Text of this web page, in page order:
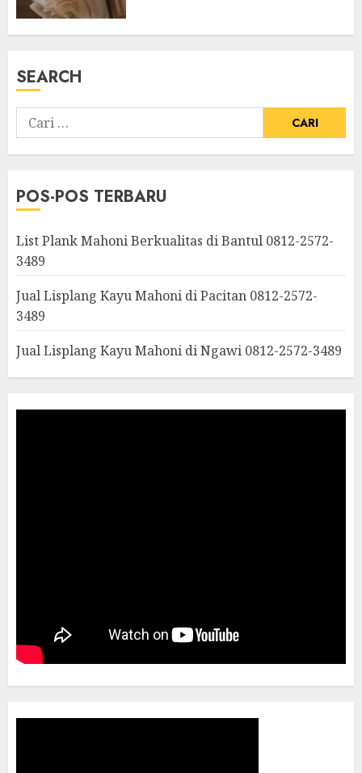
SEARCH
POS-POS TERBARU
List Plank Mahoni Berkualitas di Bantul 0812-2572-
3489
Jual Lisplang Kayu Mahoni di Pacitan 0812-2572-
3489
Jual Lisplang Kayu Mahoni di Ngawi 0812-2572-3489